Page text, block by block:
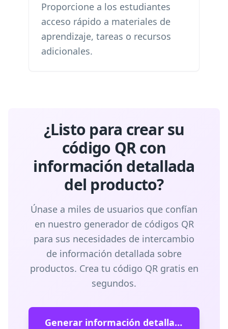
Proporcione a los estudiantes
acceso rápido a materiales de
aprendizaje, tareas o recursos
adicionales.
¿Listo para crear su
código QR con
información detallada
del producto?
Únase a miles de usuarios que confían
en nuestro generador de códigos QR
para sus necesidades de intercambio
de información detallada sobre
productos. Crea tu código QR gratis en
segundos.
Generar información detallada del producto Código QR